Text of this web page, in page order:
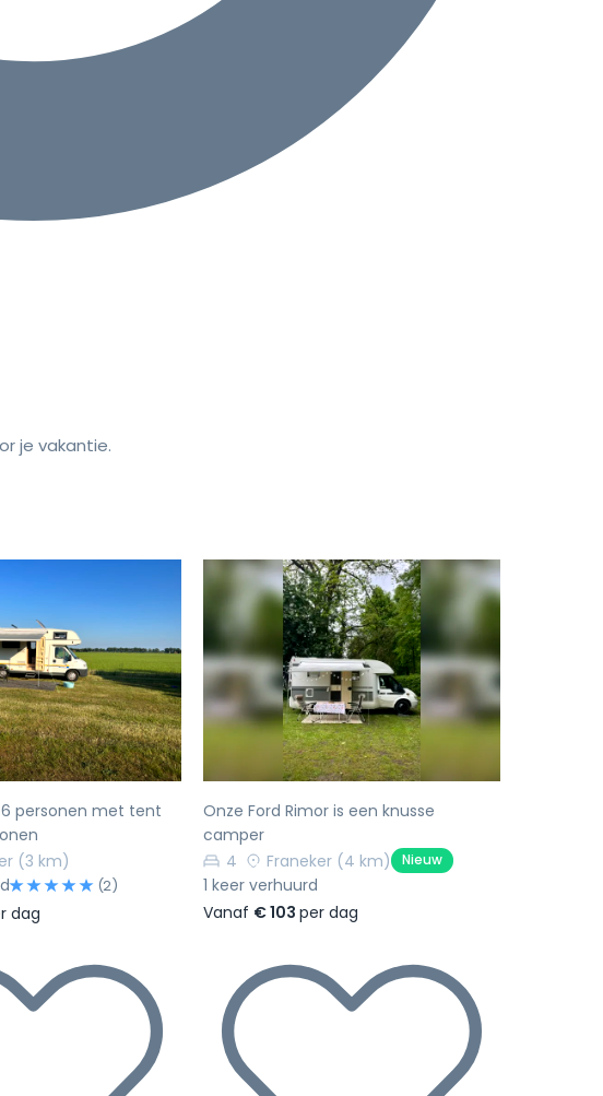
je vakantie.
Volgende
personen met tent
(3 km)
(2)
dag
Vorige Volgende
Onze Ford Rimor is een knusse
camper
4
Franeker (4 km) Nieuw
1 keer verhuurd
Vanaf € 103per dag